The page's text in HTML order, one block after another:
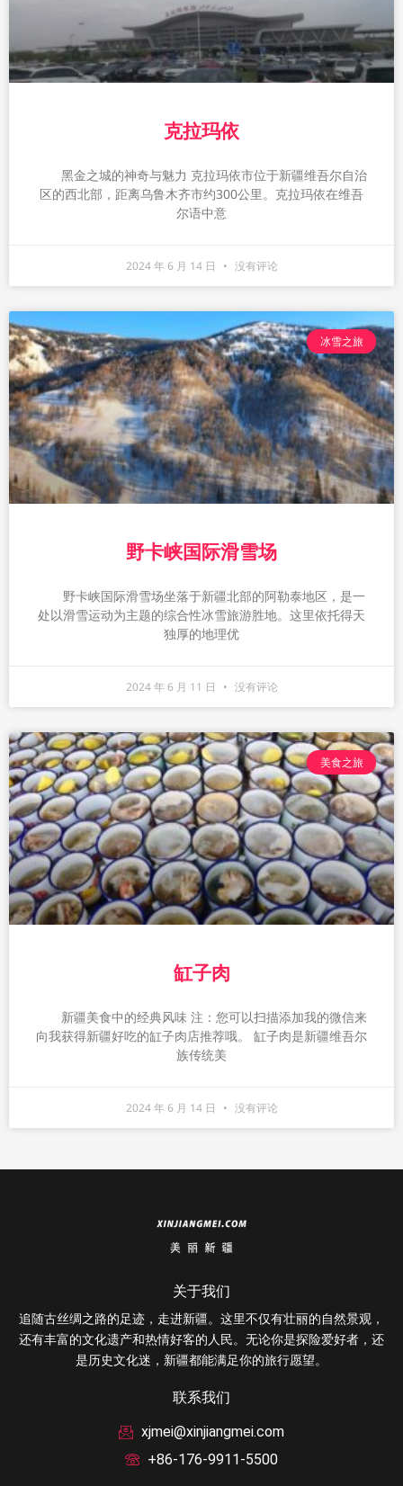
克拉玛依
黑金之城的神奇与魅力 克拉玛依市位于新疆维吾尔自治
区的西北部，距离乌鲁木齐市约300公里。克拉玛依在维吾
尔语中意
2024 年 6 月 14 日 没有评论
冰雪之旅
野卡峡国际滑雪场
野卡峡国际滑雪场坐落于新疆北部的阿勒泰地区，是一
处以滑雪运动为主题的综合性冰雪旅游胜地。这里依托得天
独厚的地理优
2024 年 6 月 11 日 没有评论
美食之旅
缸子肉
新疆美食中的经典风味 注：您可以扫描添加我的微信来
向我获得新疆好吃的缸子肉店推荐哦。 缸子肉是新疆维吾尔
族传统美
2024 年 6 月 14 日 没有评论
关于我们
追随古丝绸之路的足迹，走进新疆。这里不仅有壮丽的自然景观，
还有丰富的文化遗产和热情好客的人民。无论你是探险爱好者，还
是历史文化迷，新疆都能满足你的旅行愿望。
联系我们
xjmei@xinjiangmei.com
+86-176-9911-5500